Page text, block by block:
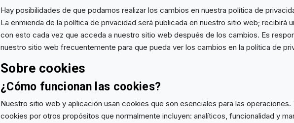
Hay posibilidades de que podamos realizar los cambios en nuestra política de
La enmienda de la política de privacidad será publicada en nuestro sitio web; recibirá
con esto cada vez que acceda a nuestro sitio web después de los cambios. Es
nuestro sitio web frecuentemente para que pueda ver los cambios en la política de
Sobre cookies
¿Cómo funcionan las cookies?
Nuestro sitio web y aplicación usan cookies que son esenciales para las
cookies por otros propósitos que normalmente incluyen: analíticos, funcionalidad y